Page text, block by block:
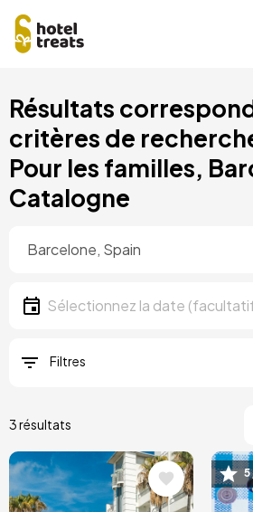
au
contenu
principal
Résultats
critères de
Pour les familles,
Catalogne
Date
Sélectionnez la date
Filtres
3 résultats
Image 5